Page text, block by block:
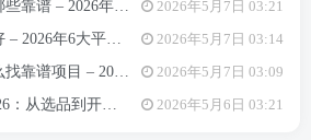
年5大平台测评与避坑手册 2026年5月7日 03:21
平台实测对比与选择建议 2026年5月7日 03:14
年避坑指南与推荐平台 2026年5月7日 03:09
以内最值得加盟的7个餐饮品类 2026年5月6日 03:21